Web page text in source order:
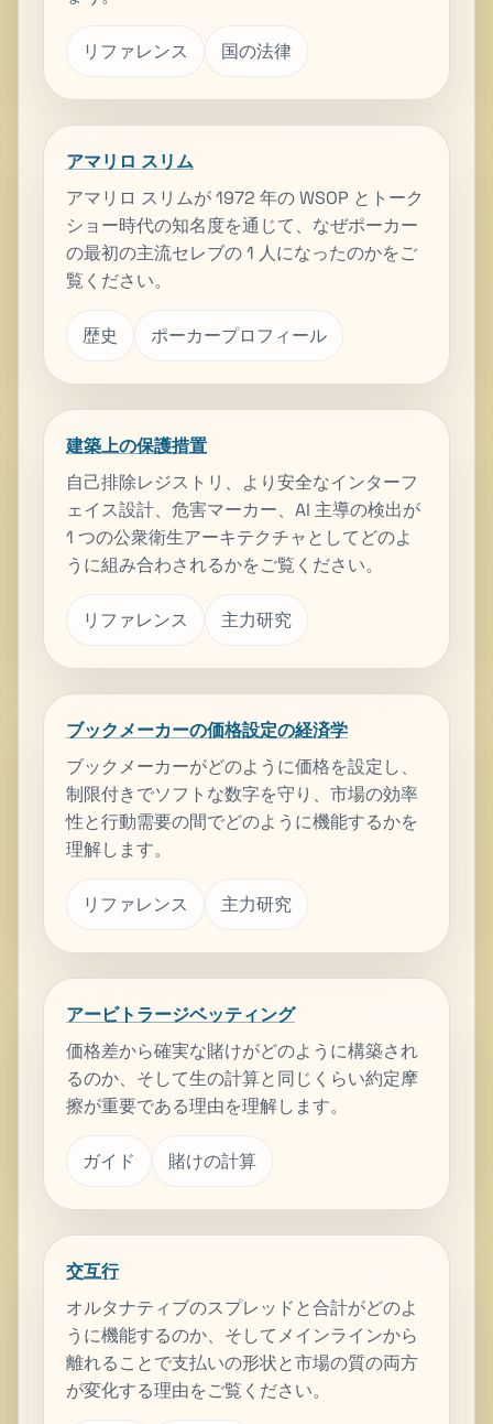
リファレンス 国の法律
アマリロ スリム
アマリロ スリムが 1972 年の WSOP とトーク
ショー時代の知名度を通じて、なぜポーカー
の最初の主流セレブの 1 人になったのかをご
覧ください。
歴史 ポーカープロフィール
建築上の保護措置
自己排除レジストリ、より安全なインターフ
ェイス設計、危害マーカー、AI 主導の検出が
1 つの公衆衛生アーキテクチャとしてどのよ
うに組み合わされるかをご覧ください。
リファレンス 主力研究
ブックメーカーの価格設定の経済学
ブックメーカーがどのように価格を設定し、
制限付きでソフトな数字を守り、市場の効率
性と行動需要の間でどのように機能するかを
理解します。
リファレンス 主力研究
アービトラージベッティング
価格差から確実な賭けがどのように構築され
るのか、そして生の計算と同じくらい約定摩
擦が重要である理由を理解します。
ガイド 賭けの計算
交互行
オルタナティブのスプレッドと合計がどのよ
うに機能するのか、そしてメインラインから
離れることで支払いの形状と市場の質の両方
が変化する理由をご覧ください。